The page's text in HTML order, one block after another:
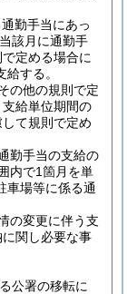
勤手当にあっ
該月に通勤手
定める場合に
する。
の他の規則で定
給単位期間の
て規則で定め
勤手当の支給の
内で1箇月を単
車場等に係る通
の変更に伴う支
関し必要な事
公署の移転に